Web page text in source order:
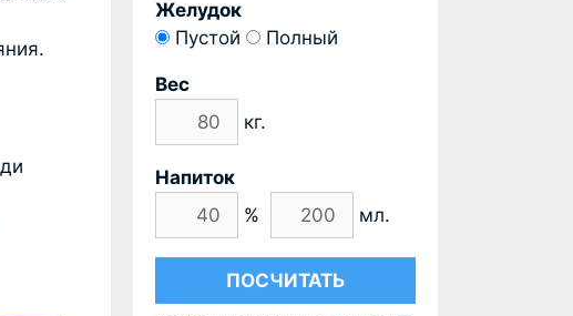
Желудок
Пустой
Полный
Вес
кг.
Напиток
%
мл.